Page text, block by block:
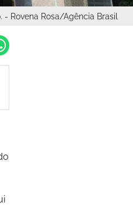
Rovena Rosa/Agência Brasil